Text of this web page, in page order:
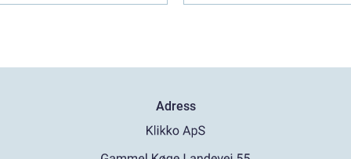
Adress